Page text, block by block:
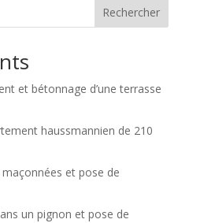
Rechercher
et bétonnage d’une terrasse
haussmannien de 210
et pose de
un pignon et pose de